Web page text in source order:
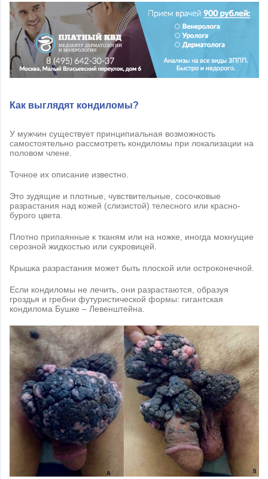
Как выглядят кондиломы?
У мужчин существует принципиальная возможность
самостоятельно рассмотреть кондиломы при локализации на
половом члене.
Точное их описание известно.
Это зудящие и плотные, чувствительные, сосочковые
разрастания над кожей (слизистой) телесного или красно-
бурого цвета.
Плотно припаянные к тканям или на ножке, иногда мокнущие
серозной жидкостью или сукровицей.
Крышка разрастания может быть плоской или остроконечной.
Если кондиломы не лечить, они разрастаются, образуя
гроздья и гребни футуристической формы: гигантская
кондилома Бушке – Левенштейна.